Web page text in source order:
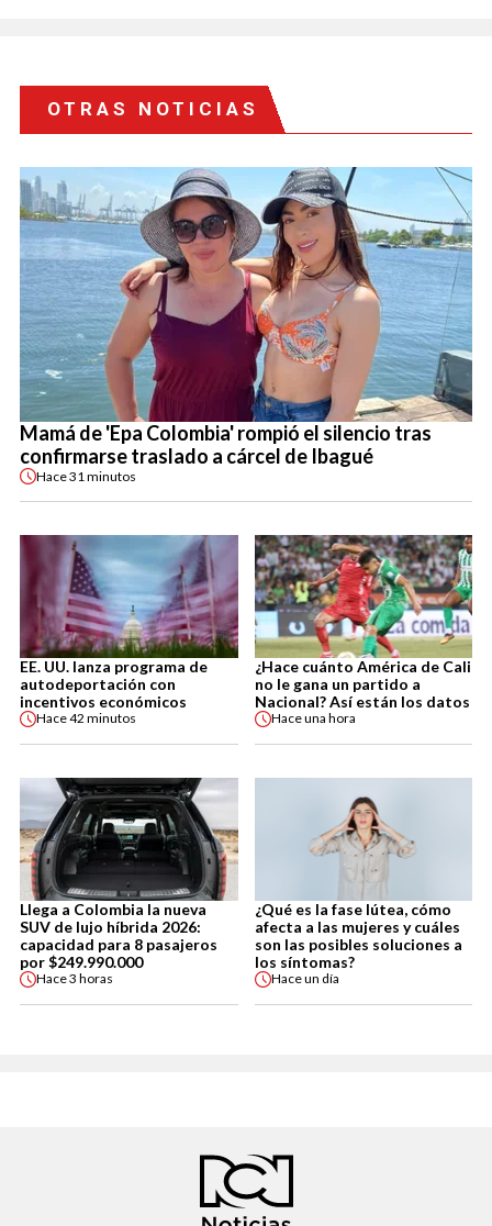
OTRAS NOTICIAS
Mamá de 'Epa Colombia' rompió el silencio tras
confirmarse traslado a cárcel de Ibagué
Hace31 minutos
EE. UU. lanza programa de
autodeportación con
incentivos económicos
Hace42 minutos
¿Hace cuánto América de Cali
no le gana un partido a
Nacional? Así están los datos
Haceuna hora
Llega a Colombia la nueva
SUV de lujo híbrida 2026:
capacidad para 8 pasajeros
por $249.990.000
Hace3 horas
¿Qué es la fase lútea, cómo
afecta a las mujeres y cuáles
son las posibles soluciones a
los síntomas?
Haceun día